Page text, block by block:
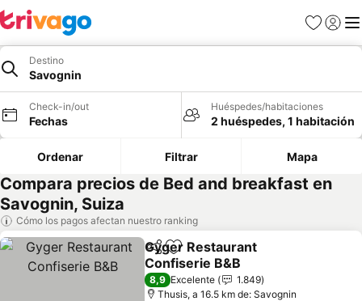
Favoritos
Iniciar
Destino
Savognin
Check-in/out
Fechas
Huéspedes/habitaciones
2 huéspedes, 1 habitación
Ordenar Filtrar Mapa
Compara precios de Bed and breakfast en
Savognin, Suiza
Cómo los pagos afectan nuestro ranking
CompartirAgregar a favoritos
Gyger Restaurant
Confiserie B&B
Ver precios
8,9 Excelente
1.849
Thusis, a 16.5 km de: Savognin